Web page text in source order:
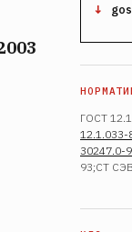
ГОСТ
12.1.033-
30247.0-
93;СТ